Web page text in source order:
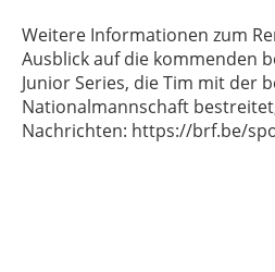
Weitere Informationen zum
Ausblick auf die kommenden
Junior Series, die Tim mit der
Nationalmannschaft
Nachrichten: https://brf.be/